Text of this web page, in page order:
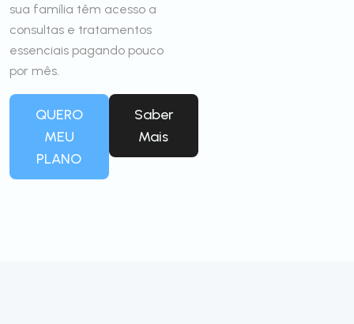
sua família têm acesso a
consultas e tratamentos
essenciais pagando pouco
por mês.
QUERO
MEU
PLANO
Saber
Mais